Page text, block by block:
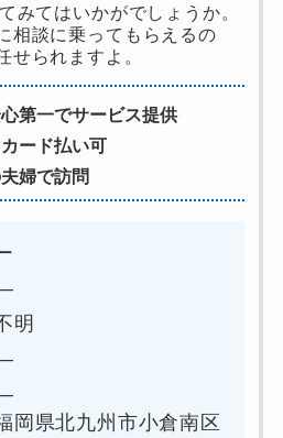
みてはいかがでしょうか。
相談に乗ってもらえるの
せられますよ。
第一でサービス提供
ード払い可
婦で訪問
明
岡県北九州市小倉南区